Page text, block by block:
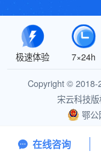
极速体验 7×24h
Copyright © 2018-
宋云科技
鄂
在线咨询